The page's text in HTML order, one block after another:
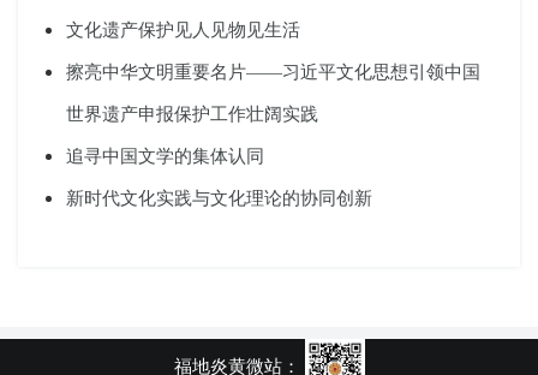
文化遗产保护见人见物见生活
擦亮中华文明重要名片——习近平文化思想引领中国
世界遗产申报保护工作壮阔实践
追寻中国文学的集体认同
新时代文化实践与文化理论的协同创新
福地炎黄微站：